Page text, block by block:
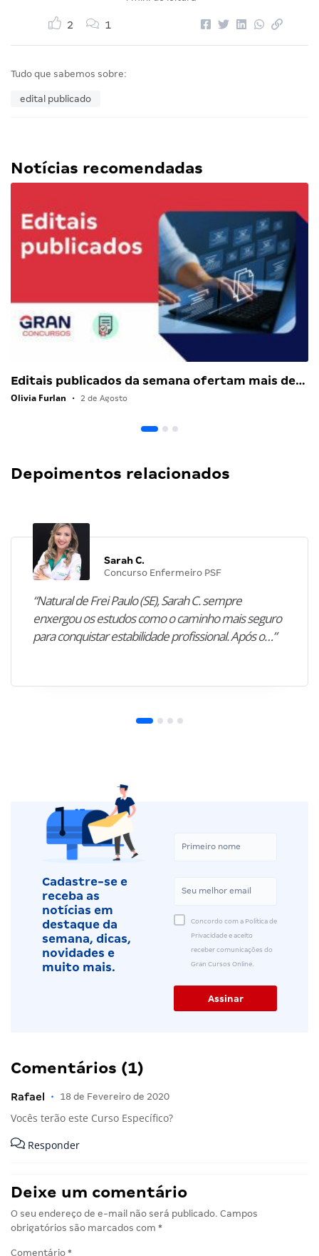
2 1
Tudo que sabemos sobre:
edital publicado
Notícias recomendadas
Editais publicados da semana ofertam mais de…
Olivia Furlan • 2 de Agosto
Depoimentos relacionados
Sarah C.
Concurso Enfermeiro PSF
“Natural de Frei Paulo (SE), Sarah C. sempre
enxergou os estudos como o caminho mais seguro
para conquistar estabilidade profissional. Após o…”
Cadastre-se e
receba as
notícias em
destaque da
semana, dicas,
novidades e
muito mais.
Concordo com a Política de
Privacidade e aceito
receber comunicações do
Gran Cursos Online.
Comentários (1)
Rafael • 18 de Fevereiro de 2020
Vocês terão este Curso Específico?
Responder
Deixe um comentário
O seu endereço de e-mail não será publicado. Campos
obrigatórios são marcados com *
Comentário *